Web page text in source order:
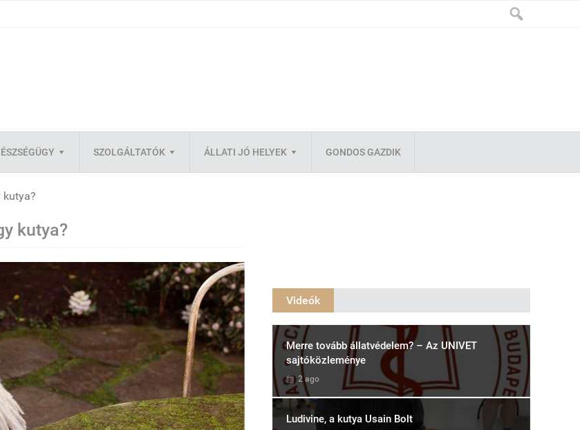
SZOLGÁLTATÓK ÁLLATI JÓ HELYEK GONDOS GAZDIK
kutya?
kutya?
Videók
Merre tovább állatvédelem? – Az UNIVET
sajtóközleménye
2 ago
Ludivine, a kutya Usain Bolt